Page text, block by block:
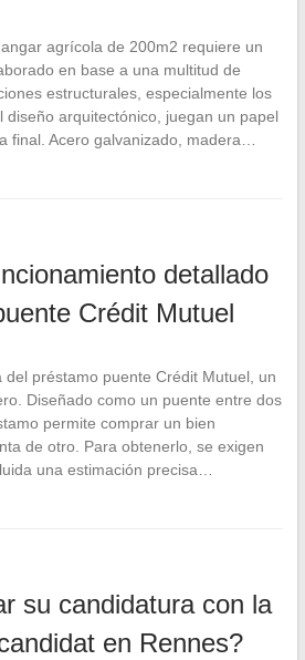
agrícola de 200m2 requiere un
en base a una multitud de
estructurales, especialmente los
diseño arquitectónico, juegan un papel
final. Acero galvanizado, madera…
detallado
Crédit Mutuel
del préstamo puente Crédit Mutuel, un
Diseñado como un puente entre dos
permite comprar un bien
de otro. Para obtenerlo, se exigen
una estimación precisa…
su candidatura con la
en Rennes?